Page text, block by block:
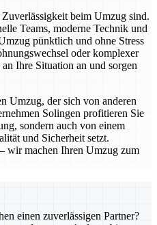
beim Umzug sind.
Teams, moderne Technik und
pünktlich und ohne Stress
oder komplexer
Ihre Situation an und sorgen
Umzug, der sich von anderen
Solingen profitieren Sie
sondern auch von einem
und Sicherheit setzt.
wir machen Ihren Umzug zum
einen zuverlässigen Partner?